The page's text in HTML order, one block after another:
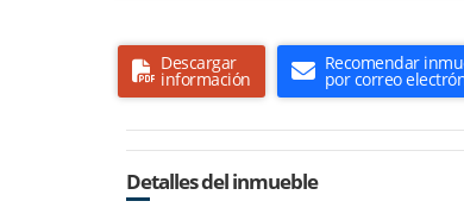
Descargar
información
Recomendar
por correo
Detalles del inmueble